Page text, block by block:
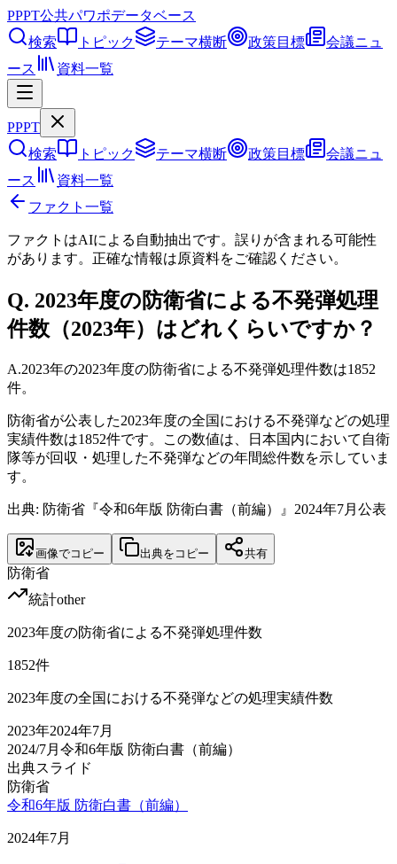
PPPT公共パワポデータベース
検索
トピック テーマ横断 政策目標
会議ニュ
ース
資料一覧
PPPT
検索
トピック テーマ横断 政策目標
会議ニュ
ース
資料一覧
ファクト一覧
ファクトはAIによる自動抽出です。誤りが含まれる可能性
があります。正確な情報は原資料をご確認ください。
Q. 2023年度の防衛省による不発弾処理
件数（2023年）はどれくらいですか？
A.2023年の2023年度の防衛省による不発弾処理件数は1852
件。
防衛省が公表した2023年度の全国における不発弾などの処理
実績件数は1852件です。この数値は、日本国内において自衛
隊等が回収・処理した不発弾などの年間総件数を示していま
す。
出典: 防衛省『令和6年版 防衛白書（前編）』2024年7月公表
画像でコピー 出典をコピー 共有
防衛省
統計other
2023年度の防衛省による不発弾処理件数
1852件
2023年度の全国における不発弾などの処理実績件数
2023年2024年7月
2024/7月 令和6年版 防衛白書（前編）
出典スライド
防衛省
令和6年版 防衛白書（前編）
2024年7月